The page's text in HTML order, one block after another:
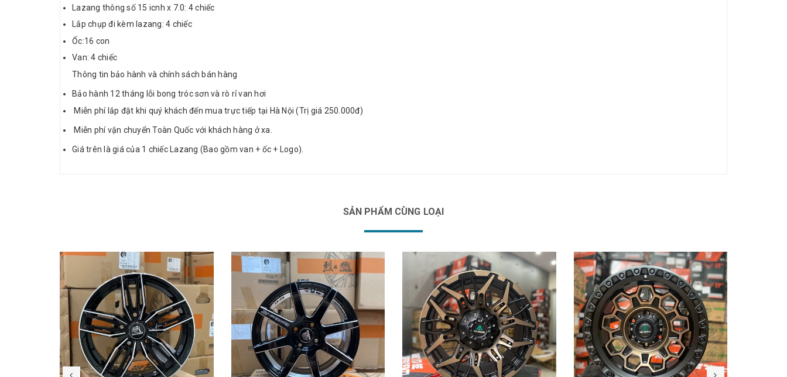
Lazang thông số 15 icnh x 7.0: 4 chiếc
Lắp chụp đi kèm lazang: 4 chiếc
Ốc:16 con
Van: 4 chiếc
Thông tin bảo hành và chính sách bán hàng
Bảo hành 12 tháng lỗi bong tróc sơn và rò rỉ van hơi
Miễn phí lắp đặt khi quý khách đến mua trực tiếp tại Hà Nội (Trị giá 250.000đ)
Miễn phí vận chuyển Toàn Quốc với khách hàng ở xa.
Giá trên là giá của 1 chiếc Lazang (Bao gồm van + ốc + Logo).
SẢN PHẨM CÙNG LOẠI